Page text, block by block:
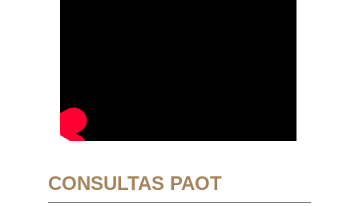
CONSULTAS PAOT